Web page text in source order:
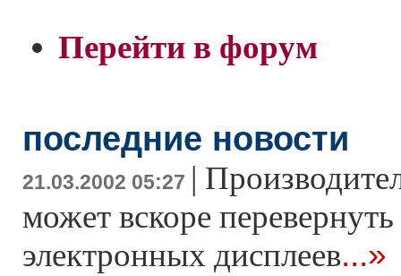
Перейти в форум
последние новости
21.03.2002 05:27 |
может вскоре
электронных дисплеев...»